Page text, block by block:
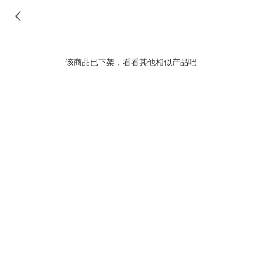
该商品已下架，看看其他相似产品吧